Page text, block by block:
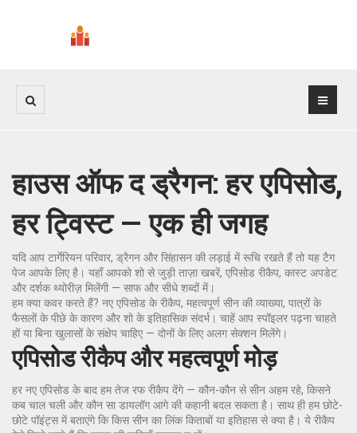
हाउस ऑफ द ड्रैगन: हर एपिसोड,
हर ट्विस्ट — एक ही जगह
यदि आप टार्गेरियन परिवार, ड्रैगन और सिंहासन की लड़ाई में रूचि रखते हैं तो यह टैग
पेज आपके लिए है। यहाँ आपको शो से जुड़ी ताज़ा खबरें, एपिसोड रीकैप, कास्ट अपडेट
और दर्शक थ्योरीज़ मिलेंगी — साफ और सीधे शब्दों में।
हम क्या कवर करते हैं? नए एपिसोड के रीकैप, महत्वपूर्ण सीन की व्याख्या, पात्रों के
फैसलों के पीछे के कारण और शो के इतिहासिक संदर्भ। चाहें आप स्पॉइलर पढ़ना चाहते
हों या बिना खुलासों के संक्षेप चाहिए — दोनों के लिए अलग सेक्शन मिलेंगे।
एपिसोड रीकैप और महत्वपूर्ण मोड़
हर नए एपिसोड के बाद हम तेज रफ रीकैप देंगे — कौन-कौन से सीन अहम रहे, किसने
कब चाल चली और कौन सा डायलॉग आगे की कहानी बदल सकता है। साथ ही हम छोटे-
छोटे पॉइंट्स में बताएंगे कि किस सीन का लिंक किताबों या इतिहास से क्या है। ये रीकैप